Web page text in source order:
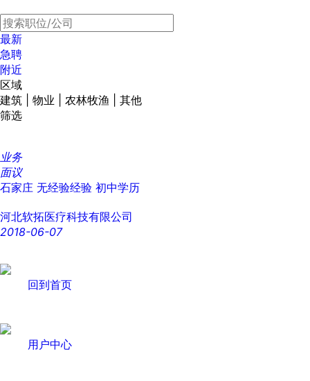
最新
急聘
附近
区域
建筑 | 物业 | 农林牧渔 | 其他
筛选
业务
面议
石家庄 无经验经验 初中学历
河北软拓医疗科技有限公司
2018-06-07
回到首页
用户中心